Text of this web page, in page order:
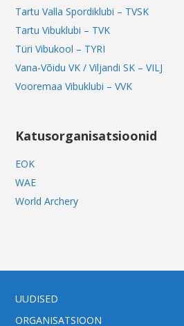
Tartu Valla Spordiklubi – TVSK
Tartu Vibuklubi – TVK
Türi Vibukool – TYRI
Vana-Võidu VK / Viljandi SK – VILJ
Vooremaa Vibuklubi – VVK
Katusorganisatsioonid
EOK
WAE
World Archery
UUDISED
ORGANISATSIOON